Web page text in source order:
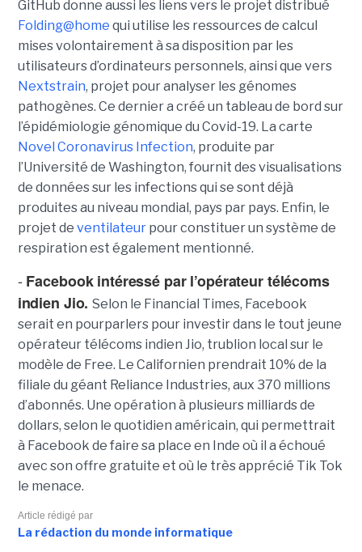
GitHub donne aussi les liens vers le projet distribué
Folding@home qui utilise les ressources de calcul
mises volontairement à sa disposition par les
utilisateurs d’ordinateurs personnels, ainsi que vers
Nextstrain, projet pour analyser les génomes
pathogènes. Ce dernier a créé un tableau de bord sur
l’épidémiologie génomique du Covid-19. La carte
Novel Coronavirus Infection, produite par
l’Université de Washington, fournit des visualisations
de données sur les infections qui se sont déjà
produites au niveau mondial, pays par pays. Enfin, le
projet de ventilateurpour constituer un système de
respiration est également mentionné.
- Facebook intéressé par l’opérateur télécoms
indien Jio.Selon le Financial Times, Facebook
serait en pourparlers pour investir dans le tout jeune
opérateur télécoms indien Jio, trublion local sur le
modèle de Free. Le Californien prendrait 10% de la
filiale du géant Reliance Industries, aux 370 millions
d’abonnés. Une opération à plusieurs milliards de
dollars, selon le quotidien américain, qui permettrait
à Facebook de faire sa place en Inde où il a échoué
avec son offre gratuite et où le très apprécié Tik Tok
le menace.
Article rédigé par
La rédaction du monde informatique